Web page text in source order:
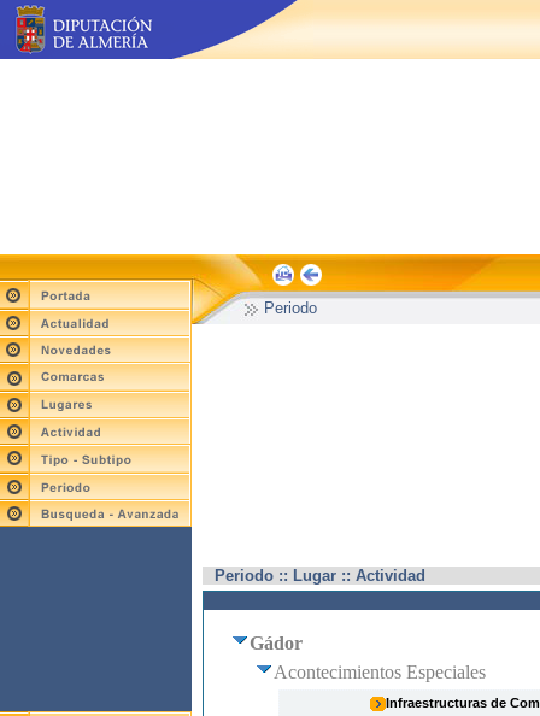
Periodo
Periodo :: Lugar :: Actividad
Gádor
Acontecimientos Especiales
Infraestructuras de